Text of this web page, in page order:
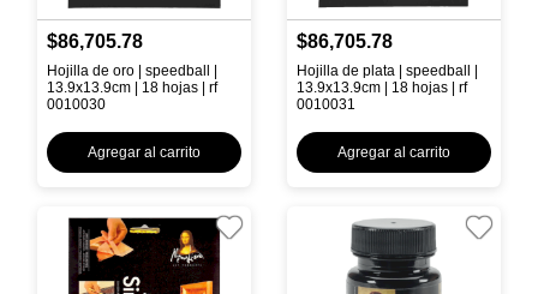
$86,705.78
Hojilla de oro | speedball |
13.9x13.9cm | 18 hojas | rf
0010030
Agregar al carrito
$86,705.78
Hojilla de plata | speedball |
13.9x13.9cm | 18 hojas | rf
0010031
Agregar al carrito